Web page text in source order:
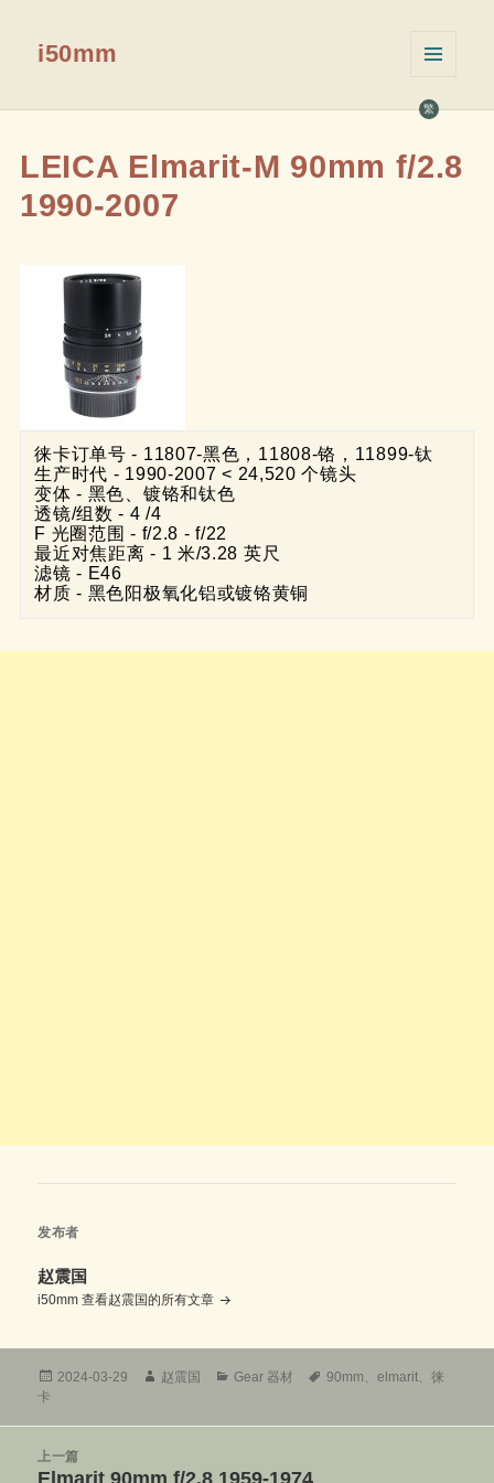
繁
i50mm
挂件
LEICA Elmarit-M 90mm f/2.8
1990-2007
徕卡订单号 - 11807-黑色，11808-铬，11899-钛
生产时代 - 1990-2007 < 24,520 个镜头
变体 - 黑色、镀铬和钛色
透镜/组数 - 4 /4
F 光圈范围 - f/2.8 - f/22
最近对焦距离 - 1 米/3.28 英尺
滤镜 - E46
材质 - 黑色阳极氧化铝或镀铬黄铜
发布者
赵震国
i50mm查看赵震国的所有文章
发
2024-03-29
作
赵震国
分
Gear 器材
标
90mm 、elmarit、徕
卡
上一篇
上
Elmarit 90mm f/2.8 1959-1974